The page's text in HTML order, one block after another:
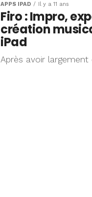
APPS IPAD Il y a 11 ans
Firo : Impro,
création
iPad
Après avoir